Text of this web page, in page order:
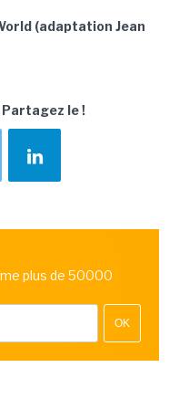
(adaptation Jean
Partagez le !
plus de 50000
OK